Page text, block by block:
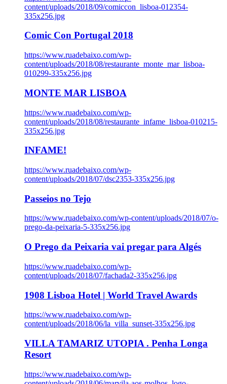
content/uploads/2018/09/comiccon_lisboa-012354-
335x256.jpg
Comic Con Portugal 2018
https://www.ruadebaixo.com/wp-
content/uploads/2018/08/restaurante_monte_mar_lisboa-
010299-335x256.jpg
MONTE MAR LISBOA
https://www.ruadebaixo.com/wp-
content/uploads/2018/08/restaurante_infame_lisboa-010215-
335x256.jpg
INFAME!
https://www.ruadebaixo.com/wp-
content/uploads/2018/07/dsc2353-335x256.jpg
Passeios no Tejo
https://www.ruadebaixo.com/wp-content/uploads/2018/07/o-
prego-da-peixaria-5-335x256.jpg
O Prego da Peixaria vai pregar para Algés
https://www.ruadebaixo.com/wp-
content/uploads/2018/07/fachada2-335x256.jpg
1908 Lisboa Hotel | World Travel Awards
https://www.ruadebaixo.com/wp-
content/uploads/2018/06/la_villa_sunset-335x256.jpg
VILLA TAMARIZ UTOPIA . Penha Longa
Resort
https://www.ruadebaixo.com/wp-